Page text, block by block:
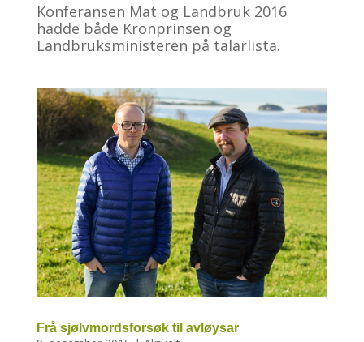
Konferansen Mat og Landbruk 2016
hadde både Kronprinsen og
Landbruksministeren på talarlista.
Frå sjølvmordsforsøk til avløysar